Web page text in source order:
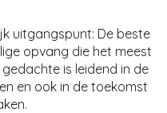
uitgangspunt: De beste
opvang die het meest
is leidend in de
en ook in de toekomst